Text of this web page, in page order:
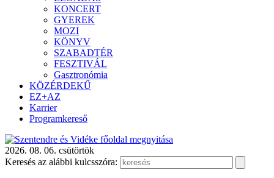
KONCERT
GYEREK
MOZI
KÖNYV
SZABADTÉR
FESZTIVÁL
Gasztronómia
KÖZÉRDEKŰ
EZ+AZ
Karrier
Programkereső
2026. 08. 06. csütörtök
Keresés az alábbi kulcsszóra: